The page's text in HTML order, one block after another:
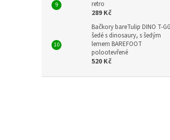
retro
289 Kč
Bačkory bareTulip DINO T-GG
šedé s dinosaury, s šedým
lemem BAREFOOT
polootevřené
520 Kč